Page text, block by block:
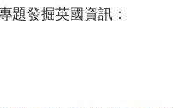
題發掘英國資訊：